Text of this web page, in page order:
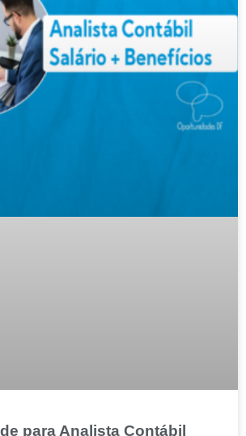
para Analista Contábil